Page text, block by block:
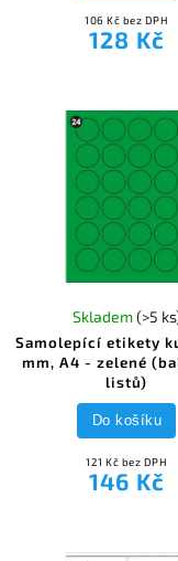
106 Kč bez DPH
128 Kč
Samolepící etikety
mm, A4 - zelené
listů)
Skladem(>5
121 Kč bez DPH
146 Kč
Do košíku